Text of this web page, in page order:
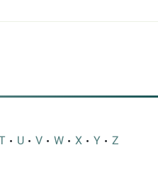
U V W X Y Z